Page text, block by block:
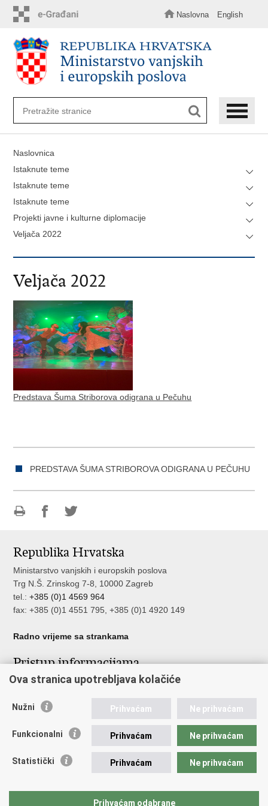
sadržaj
Naslovna English
Naslovnica
Istaknute teme
Istaknute teme
Istaknute teme
Projekti javne i kulturne diplomacije
Veljača 2022
Veljača 2022
Predstava Šuma Striborova odigrana u Pečuhu
PREDSTAVA ŠUMA STRIBOROVA ODIGRANA U PEČUHU
Facebooku
Twitteru
Republika Hrvatska
Ministarstvo vanjskih i europskih poslova
Trg N.Š. Zrinskog 7-8, 10000 Zagreb
tel.:+385 (0)1 4569 964
fax: +385 (0)1 4551 795, +385 (0)1 4920 149
Radno vrijeme sa strankama
Pristup informacijama
Pristup informacijama
Nepravilnosti
Javna nabava u MVEP-u
Nadzor rada i unutarnja revizija službe vanjskih poslova
Ova stranica upotrebljava kolačiće
Nužni Prihvaćam Ne prihvaćam
Funkcionalni Prihvaćam Ne prihvaćam
Statistički Prihvaćam Ne prihvaćam
Prihvaćam odabrane